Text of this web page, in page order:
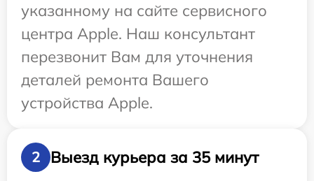
указанному на сайте сервисного
центра Apple. Наш консультант
перезвонит Вам для уточнения
деталей ремонта Вашего
устройства Apple.
2
Выезд курьера за 35 минут